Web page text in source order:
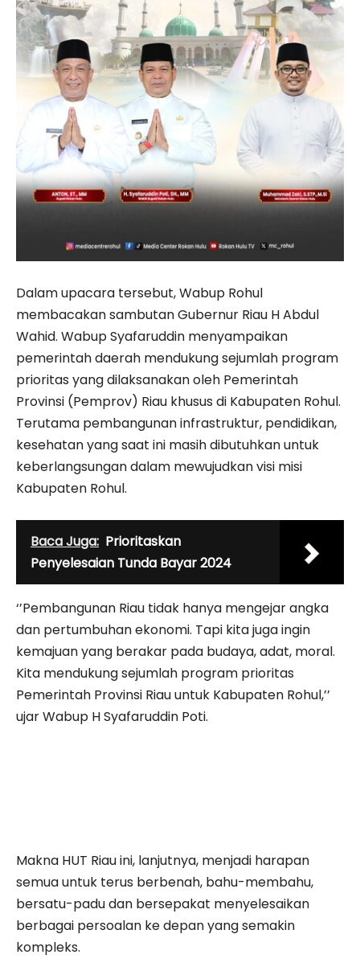
Dalam upacara tersebut, Wabup Rohul
membacakan sambutan Gubernur Riau H Abdul
Wahid. Wabup Syafaruddin menyampaikan
pemerintah daerah mendukung sejumlah program
prioritas yang dilaksanakan oleh Pemerintah
Provinsi (Pemprov) Riau khusus di Kabupaten Rohul.
Terutama pembangunan infrastruktur, pendidikan,
kesehatan yang saat ini masih dibutuhkan untuk
keberlangsungan dalam mewujudkan visi misi
Kabupaten Rohul.
Baca Juga: Prioritaskan
Penyelesaian Tunda Bayar 2024
‘’Pembangunan Riau tidak hanya mengejar angka
dan pertumbuhan ekonomi. Tapi kita juga ingin
kemajuan yang berakar pada budaya, adat, moral.
Kita mendukung sejumlah program prioritas
Pemerintah Provinsi Riau untuk Kabupaten Rohul,’’
ujar Wabup H Syafaruddin Poti.
Makna HUT Riau ini, lanjutnya, menjadi harapan
semua untuk terus berbenah, bahu-membahu,
bersatu-padu dan bersepakat menyelesaikan
berbagai persoalan ke depan yang semakin
kompleks.